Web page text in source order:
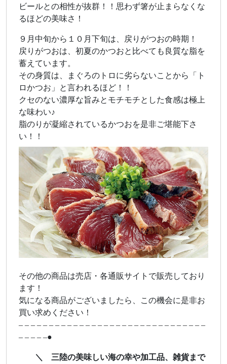
ビールとの相性が抜群！！思わず箸が止まらなくな
るほどの美味さ！
９月中旬から１０月下旬は、戻りがつおの時期！
戻りがつおは、初夏のかつおと比べても良質な脂を
蓄えています。
その身質は、まぐろのトロに劣らないことから「ト
ロかつお」と言われるほど！！
クセのない濃厚な旨みとモチモチとした食感は極上
な味わい♪
脂のりが凝縮されているかつおを是非ご堪能下さ
い！！
その他の商品は売店・各通販サイトで販売しており
ます！
気になる商品がございましたら、この機会に是非お
買い求めください！
– – – – – – – – – – – – – – – – – – – – – – – – – – – – – – –
– – – – –●
＼ 三陸の美味しい海の幸や加工品、雑貨まで